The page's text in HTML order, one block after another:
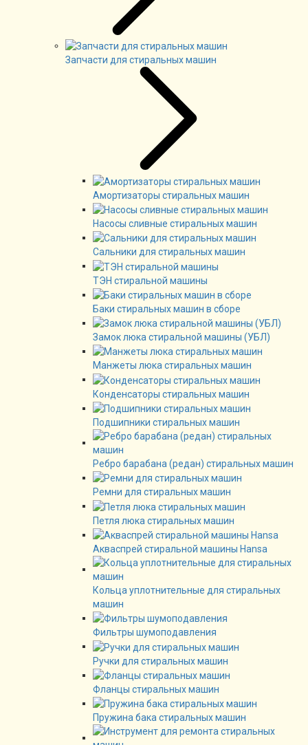
Запчасти для стиральных машин
Амортизаторы стиральных машин
Насосы сливные стиральных машин
Сальники для стиральных машин
ТЭН стиральной машины
Баки стиральных машин в сборе
Замок люка стиральной машины (УБЛ)
Манжеты люка стиральных машин
Конденсаторы стиральных машин
Подшипники стиральных машин
Ребро барабана (редан) стиральных машин
Ремни для стиральных машин
Петля люка стиральных машин
Акваспрей стиральной машины Hansa
Кольца уплотнительные для стиральных
машин
Фильтры шумоподавления
Ручки для стиральных машин
Фланцы стиральных машин
Пружина бака стиральных машин